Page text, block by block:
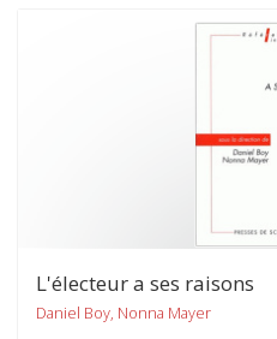
L'électeur a ses raisons
Daniel Boy, Nonna Mayer